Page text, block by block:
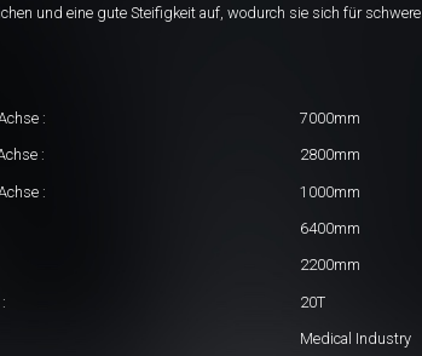
und eine gute Steifigkeit auf, wodurch sie sich für schwere
: 7000mm
: 2800mm
: 1000mm
6400mm
2200mm
20T
Medical Industry